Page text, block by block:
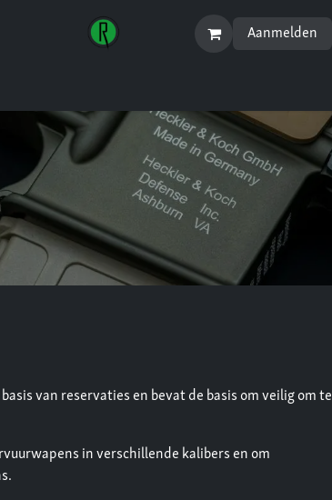
Aanmelden
van reservaties en bevat de basis om veilig om te
in verschillende kalibers en om